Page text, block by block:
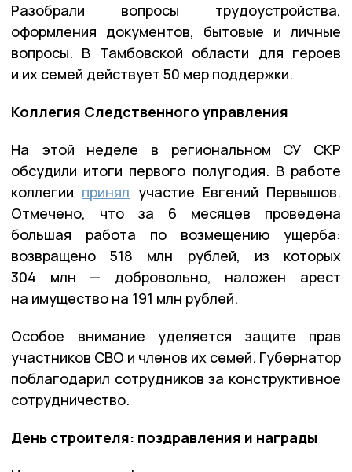
Разобрали вопросы трудоустройства,
оформления документов, бытовые и личные
вопросы. В Тамбовской области для героев
и их семей действует 50 мер поддержки.
Коллегия Следственного управления
На этой неделе в региональном СУ СКР
обсудили итоги первого полугодия. В работе
коллегии принял участие Евгений Первышов.
Отмечено, что за 6 месяцев проведена
большая работа по возмещению ущерба:
возвращено 518 млн рублей, из которых
304 млн — добровольно, наложен арест
на имущество на 191 млн рублей.
Особое внимание уделяется защите прав
участников СВО и членов их семей. Губернатор
поблагодарил сотрудников за конструктивное
сотрудничество.
День строителя: поздравления и награды